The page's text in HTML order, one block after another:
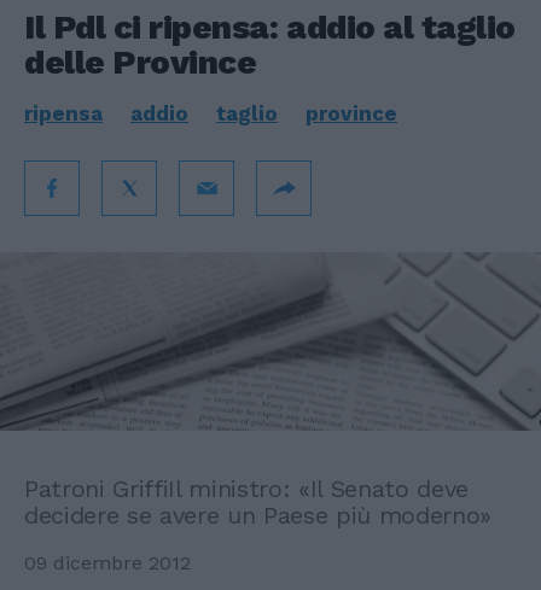
Il Pdl ci ripensa: addio al taglio
delle Province
ripensa addio taglio province
Patroni GriffiIl ministro: «Il Senato deve
decidere se avere un Paese più moderno»
09 dicembre 2012